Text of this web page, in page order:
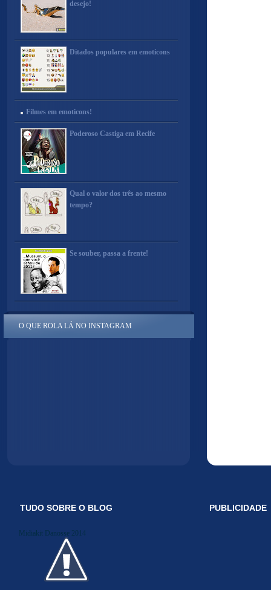
desejo!
Ditados populares em emoticons
Filmes em emoticons!
Poderoso Castiga em Recife
Qual o valor dos três ao mesmo
tempo?
Se souber, passa a frente!
O QUE ROLA LÁ NO INSTAGRAM
TUDO SOBRE O BLOG
Midiakit Danosse 2014
PUBLICIDADE